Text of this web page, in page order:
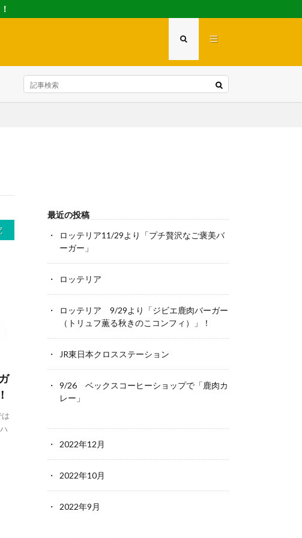
最近の投稿
ロッテリア11/29より「プチ贅沢なご褒美バ
ーガー」
ロッテリア
ロッテリア 9/29より「ジビエ鹿肉バーガー
（トリュフ薫る秋きのこコンフィ）」！
JR東日本クロスステーション
9/26 ベックスコーヒーショップで「鹿肉カ
レー」
2022年12月
2022年10月
2022年9月